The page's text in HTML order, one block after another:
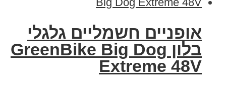
אופניים חשמליים גלגלי
בלון GreenBike Big Dog
Extreme 48V